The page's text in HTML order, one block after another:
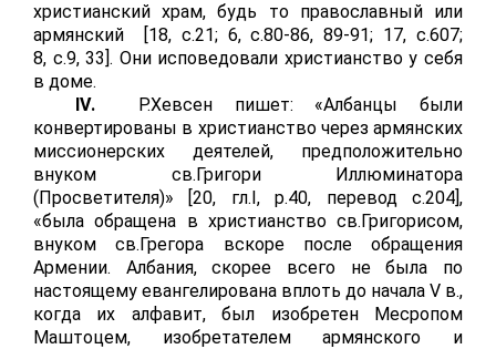
христианский храм, будь то православный или
армянский [18, с.21; 6,c.80-86, 89-91; 17, с.607;
8, c.9, 33]. Они исповедовали христианство у себя
в доме.
IV. Р.Хевсен пишет: «Албанцы были
конвертированы в христианство через армянских
миссионерских деятелей, предположительно
внуком св.Григори Иллюминатора
(Просветителя)» [20, гл.I,p.40, перевод с.204],
«была обращена в христианство св.Григорисом,
внуком св.Грегора вскоре после обращения
Армении. Албания, скорее всего не была по
настоящему евангелирована вплоть до начала V в.,
когда их алфавит, был изобретен Месропом
Маштоцем, изобретателем армянского и